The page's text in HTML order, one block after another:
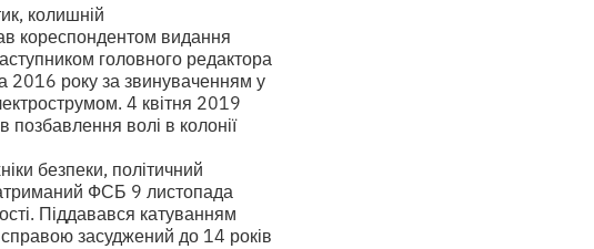
колишній
кореспондентом видання
головного редактора
року за звинуваченням у
4 квітня 2019
волі в колонії
безпеки, політичний
ФСБ 9 листопада
Піддавався катуванням
засуджений до 14 років